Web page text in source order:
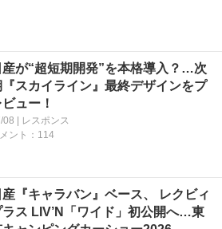
産が“超短期開発”を本格導入？…次
『スカイライン』最終デザインをプ
ビュー！
08 | レスポンス
ント：114
産『キャラバン』ベース、 レクビィ
ラス LIV’N「ワイド」初公開へ…東